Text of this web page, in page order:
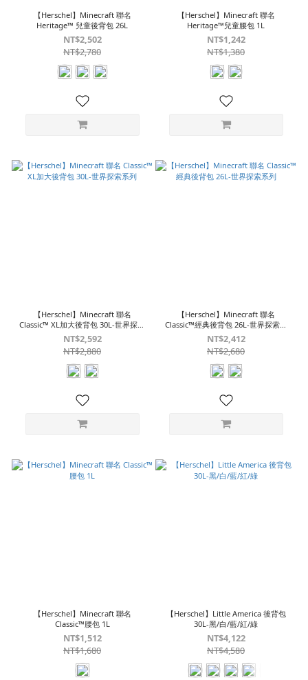
【Herschel】Minecraft 聯名
Heritage™ 兒童後背包 26L
NT$2,502
NT$2,780
【Herschel】Minecraft 聯名
Heritage™兒童腰包 1L
NT$1,242
NT$1,380
【Herschel】Minecraft 聯名
Classic™ XL加大後背包 30L-世界探索
系列
NT$2,592
NT$2,880
【Herschel】Minecraft 聯名
Classic™經典後背包 26L-世界探索系
列
NT$2,412
NT$2,680
【Herschel】Minecraft 聯名
Classic™腰包 1L
NT$1,512
NT$1,680
【Herschel】Little America 後背包
30L-黑/白/藍/紅/綠
NT$4,122
NT$4,580